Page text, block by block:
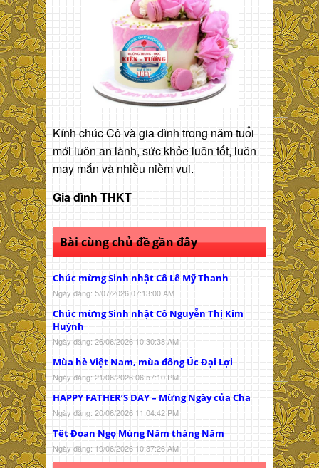
Kính chúc Cô và gia đình trong năm tuổi
mới luôn an lành, sức khỏe luôn tốt, luôn
may mắn và nhiều niềm vui.
Gia đình THKT
Bài cùng chủ đề gần đây
Chúc mừng Sinh nhật Cô Lê Mỹ Thanh
Ngày đăng: 5/07/2026 07:13:00 AM
Chúc mừng Sinh nhật Cô Nguyễn Thị Kim
Huỳnh
Ngày đăng: 26/06/2026 10:30:38 AM
Mùa hè Việt Nam, mùa đông Úc Đại Lợi
Ngày đăng: 21/06/2026 06:57:10 PM
HAPPY FATHER’S DAY – Mừng Ngày của Cha
Ngày đăng: 20/06/2026 11:04:42 PM
Tết Đoan Ngọ Mùng Năm tháng Năm
Ngày đăng: 19/06/2026 10:37:26 AM